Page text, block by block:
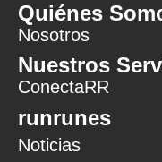
Quiénes
Nosotros
Nuestros
ConectaRR
runrunes
Noticias